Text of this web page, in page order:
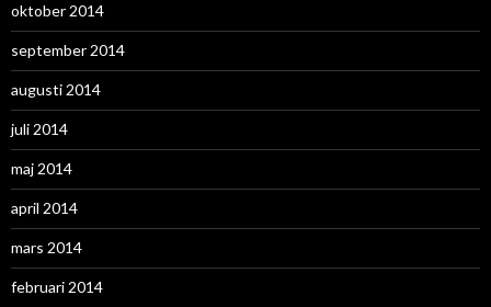
oktober 2014
september 2014
augusti 2014
juli 2014
maj 2014
april 2014
mars 2014
februari 2014